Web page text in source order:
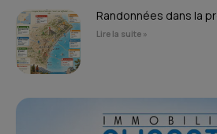
Randonnées dans la
Lire la suite »